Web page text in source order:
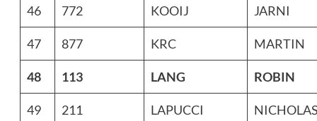
46 772 KOOIJ JARNI
47 877 KRC MARTIN
48 113 LANG ROBIN
49 211 LAPUCCI